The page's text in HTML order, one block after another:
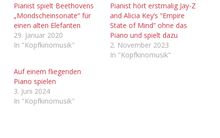
Adventskalender 2021
Adventskalender 2022
Adventskalender 2023
Pianist spielt Beethovens
„Mondscheinsonate“ für
einen alten Elefanten
29. Januar 2020
In "Kopfkinomusik"
Pianist hört erstmalig Jay-Z
and Alicia Key’s “Empire
State of Mind” ohne das
Piano und spielt dazu
2. November 2023
In "Kopfkinomusik"
Auf einem fliegenden
Piano spielen
3. Juni 2024
In "Kopfkinomusik"